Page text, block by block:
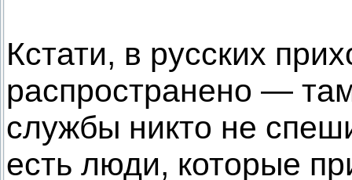
Кстати, в русских
распространено —
службы никто не
есть люди, которые